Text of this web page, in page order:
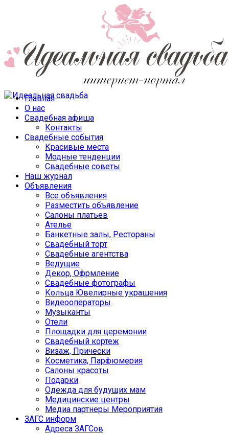
Главная
О нас
Свадебная афиша
Контакты
Свадебные события
Красивые места
Модные тенденции
Свадебные советы
Наш журнал
Объявления
Все объявления
Разместить объявление
Салоны платьев
Ателье
Банкетные залы, Рестораны
Свадебный торт
Свадебные агентства
Ведущие
Декор, Офрмление
Свадебные фотографы
Кольца Ювелирные украшения
Видеооператоры
Музыканты
Отели
Площадки для церемонии
Свадебный кортеж
Визаж, Прически
Косметика, Парфюмерия
Салоны красоты
Подарки
Одежда для будущих мам
Медицинские центры
Медиа партнеры Мероприятия
ЗАГС информ
Адреса ЗАГСов